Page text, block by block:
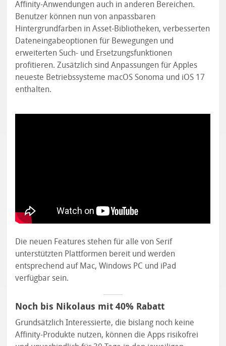
Affinity-Anwendungen auch in anderen Bereichen.
Benutzer können nun von anpassbaren
Hintergrundfarben in Asset-Bibliotheken, verbesserten
Dateneingabeoptionen für Bewegungen und
erweiterten Such- und Ersetzungsfunktionen
profitieren. Zusätzlich sind Anpassungen für Apples
neueste Betriebssysteme macOS Sonoma und iOS 17
enthalten.
Die neuen Features stehen für alle von Serif
unterstützten Plattformen bereit und werden
entsprechend auf Mac, Windows PC und iPad
verfügbar sein.
Noch bis Nikolaus mit 40% Rabatt
Grundsätzlich Interessierte, die bislang noch keine
Affinity-Produkte nutzen, können die Apps risikofrei